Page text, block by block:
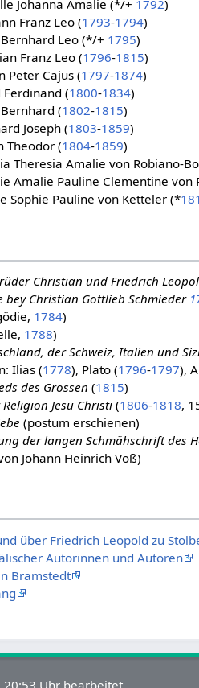
Johanna Amalie (*/+ 1792)
Franz Leo (1793-1794)
Leo (*/+ 1795)
Franz Leo (1796-1815)
Peter Cajus (1797-1874)
(1800-1834)
(1802-1815)
Joseph (1803-1859)
Theodor (1804-1859)
Theresia Amalie von Robiano-
Amalie Pauline Clementine von
Sophie Pauline von Ketteler (*
Christian und Friedrich
bey Christian Gottlieb Schmieder
1784)
1788)
der Schweiz, Italien und
Ilias (1778), Plato (1796-1797),
des Grossen (1815)
Jesu Christi(1806-1818,
(postum erschienen)
der langen Schmähschrift des
Johann Heinrich Voß)
über Friedrich Leopold zu
Autorinnen und Autoren
Bramstedt
Uhr bearbeitet.